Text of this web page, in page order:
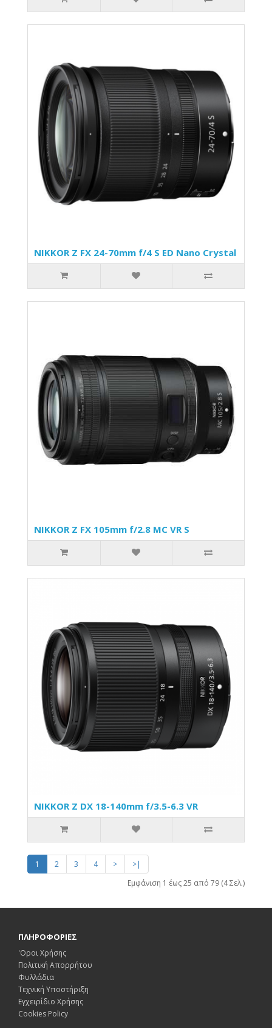
NIKKOR Z FX 24-70mm f/4 S ED Nano Crystal
NIKKOR Z FX 105mm f/2.8 MC VR S
NIKKOR Z DX 18-140mm f/3.5-6.3 VR
1 2 3 4 >
>|
Εμφάνιση 1 έως 25 από 79 (4 Σελ.)
ΠΛΗΡΟΦΟΡΙΕΣ
'Οροι Χρήσης
Πολιτική Απορρήτου
Φυλλάδια
Τεχνική Υποστήριξη
Εγχειρίδιο Χρήσης
Cookies Policy